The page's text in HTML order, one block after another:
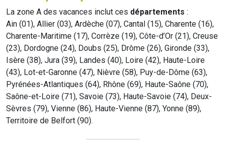
La zone A des vacances inclut ces départements :
Ain (01), Allier (03), Ardèche (07), Cantal (15), Charente (16),
Charente-Maritime (17), Corrèze (19), Côte-d’Or (21), Creuse
(23), Dordogne (24), Doubs (25), Drôme (26), Gironde (33),
Isère (38), Jura (39), Landes (40), Loire (42), Haute-Loire
(43), Lot-et-Garonne (47), Nièvre (58), Puy-de-Dôme (63),
Pyrénées-Atlantiques (64), Rhône (69), Haute-Saône (70),
Saône-et-Loire (71), Savoie (73), Haute-Savoie (74), Deux-
Sèvres (79), Vienne (86), Haute-Vienne (87), Yonne (89),
Territoire de Belfort (90).